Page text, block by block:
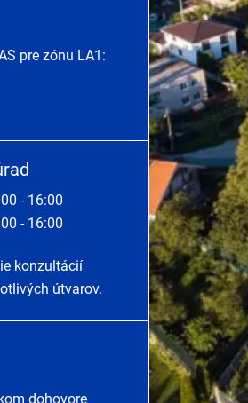
pre zónu LA1:
- 16:00
- 16:00
konzultácií
útvarov.
dohovore